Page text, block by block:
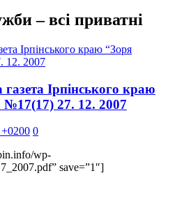
– всі приватні
Ірпінського краю
№17(17) 27. 12. 2007
0
wp-
save=”1″]